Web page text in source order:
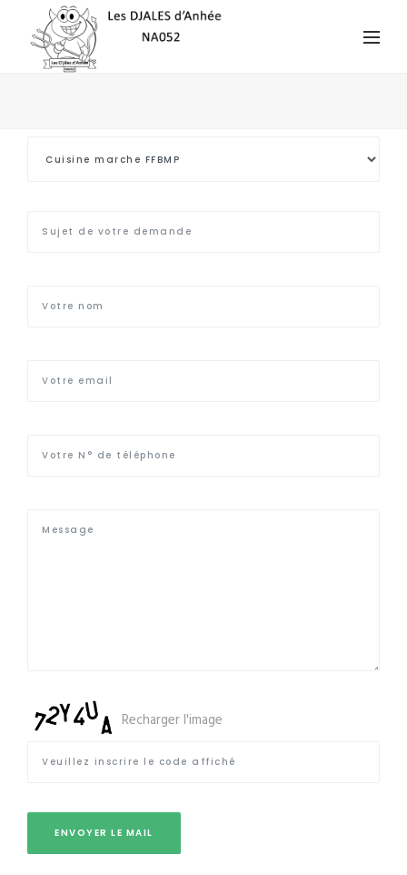
Recharger l'image